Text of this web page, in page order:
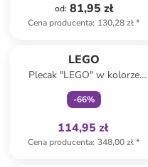
od: 81,95 zł
Cena producenta: 130,28 zł*
LEGO
Plecak "LEGO" w kolorze
zielonym - 20 x 29 x 10 cm
-66%
114,95 zł
Cena producenta: 348,00 zł*